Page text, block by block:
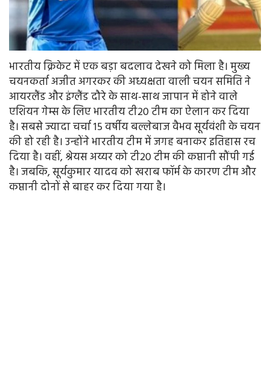
भारतीय क्रिकेट में एक बड़ा बदलाव देखने को मिला है। मुख्य
चयनकर्ता अजीत अगरकर की अध्यक्षता वाली चयन समिति ने
आयरलैंड और इंग्लैंड दौरे के साथ-साथ जापान में होने वाले
एशियन गेम्स के लिए भारतीय टी20 टीम का ऐलान कर दिया
है। सबसे ज्यादा चर्चा 15 वर्षीय बल्लेबाज वैभव सूर्यवंशी के चयन
की हो रही है। उन्होंने भारतीय टीम में जगह बनाकर इतिहास रच
दिया है। वहीं, श्रेयस अय्यर को टी20 टीम की कप्तानी सौंपी गई
है। जबकि, सूर्यकुमार यादव को खराब फॉर्म के कारण टीम और
कप्तानी दोनों से बाहर कर दिया गया है।